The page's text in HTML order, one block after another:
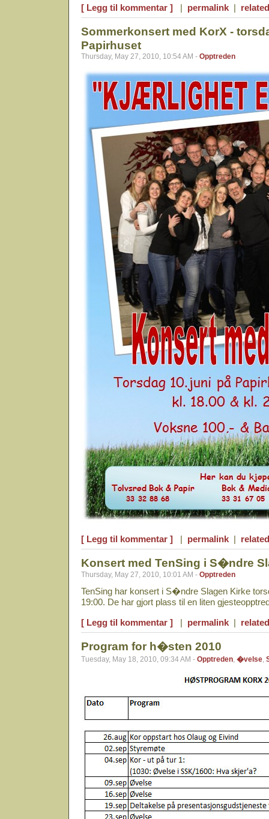
[ Legg til kommentar ] | permalink |
Sommerkonsert med KorX -
Papirhuset
Thursday, May 27, 2010, 10:54 AM - Opptreden
[ Legg til kommentar ] | permalink |
Konsert med TenSing i S�ndre
Thursday, May 27, 2010, 10:01 AM - Opptreden
TenSing har konsert i S�ndre Slagen Kirke
19:00. De har gjort plass til en liten
[ Legg til kommentar ] | permalink |
Program for h�sten 2010
Tuesday, May 18, 2010, 09:34 AM - Opptreden, �velse,